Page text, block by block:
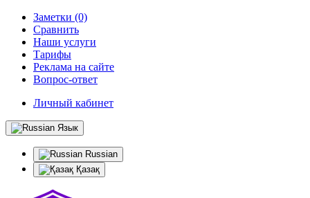
Заметки (0)
Сравнить
Наши услуги
Тарифы
Реклама на сайте
Вопрос-ответ
Личный кабинет
Язык
Russian
Қазақ